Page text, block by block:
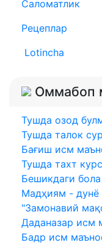
Саломатлик
Рецеплар
Lotincha
Оммабоп
Тушда озод
Тушда талок
Бағиш исм
Тушда тахт
Бешикдаги бола
Мадҳиям - дунё
"Замонавий
Даданазар исм
Бадр исм